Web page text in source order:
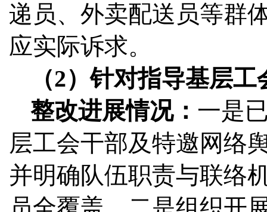
递员、外卖配送员等群
应实际诉求。
（2）针对指导基层
整改进展情况： 一是
层工会干部及特邀网络
并明确队伍职责与联络